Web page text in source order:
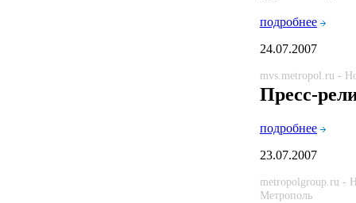
подробнее
24.07.2007
mvs.metropol.ru -
Пресс-
подробнее
23.07.2007
metropolgroup.ru -
Метрополь